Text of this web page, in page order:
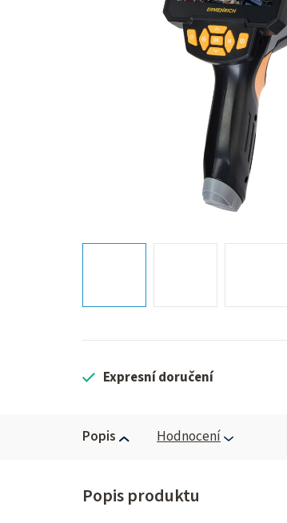
Expresní doručení
Popis Hodnocení